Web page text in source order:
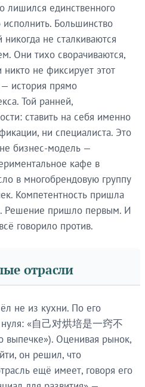
лишился единственного
исполнить. Большинство
не сталкиваются
Они тихо сворачиваются,
не фиксирует этот
история прямо
Той ранней,
ставить на себя именно
ни специалиста. Это
бизнес-модель —
кафе в
в многобрендовую группу
Компетентность пришла
Решение пришло первым. И
говорило против.
отрасли
не из кухни. По его
«自己对烘培是一窍不
выпечке»). Оценивая рынок,
он решил, что
ещё имеет, говоря его